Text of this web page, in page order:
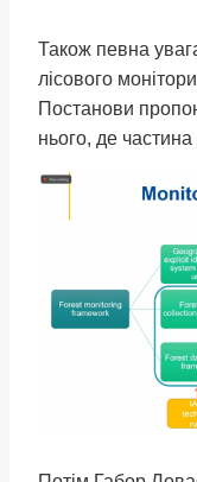
Також певна
лісового
Постанови
нього, де